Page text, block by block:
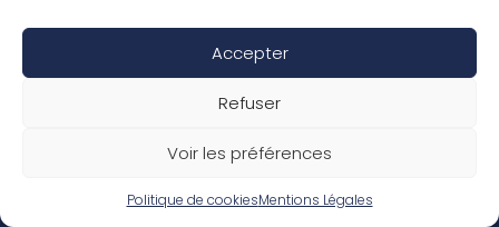
Accepter
Refuser
Voir les préférences
Politique de cookiesMentions Légales
Conditions de garantie
Déclaration de performance
Politique de confidentialité